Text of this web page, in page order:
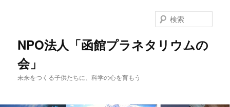
NPO法人「函館プラネタリウムの
会」
未来をつくる子供たちに、科学の心を育もう
索